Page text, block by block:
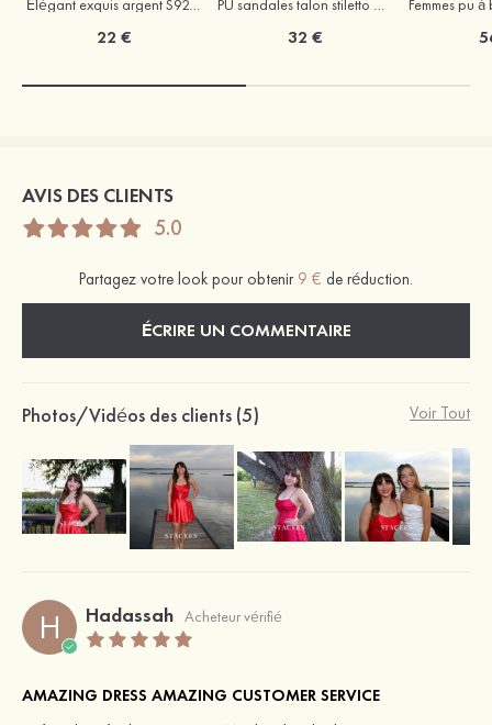
22 € 32 €
AVIS DES CLIENTS
5.0
Partagez votre look pour obtenir 9 € de réduction.
ÉCRIRE UN COMMENTAIRE
Photos/Vidéos des clients (5) Voir Tout
H Hadassah Acheteur vérifié
AMAZING DRESS AMAZING CUSTOMER SERVICE